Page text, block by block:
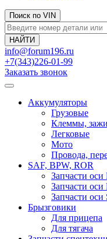
Поиск по VIN
info@forum196.ru
+7(343)226-01-99
Заказать звонок
Аккумуляторы
Грузовые
Клеммы,
Легковые
Мото
Провода,
SAF, BPW, ROR
Запчасти оси
Запчасти оси
Запчасти оси
Брызговики
Для прицепа
Для тягача